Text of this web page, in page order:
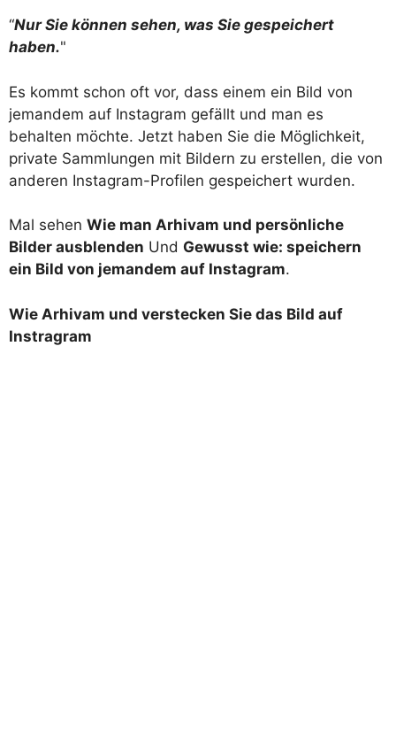
“Nur Sie können sehen, was Sie gespeichert
haben."
Es kommt schon oft vor, dass einem ein Bild von
jemandem auf Instagram gefällt und man es
behalten möchte. Jetzt haben Sie die Möglichkeit,
private Sammlungen mit Bildern zu erstellen, die von
anderen Instagram-Profilen gespeichert wurden.
Mal sehen Wie man Arhivam und persönliche
Bilder ausblenden Und Gewusst wie: speichern
ein Bild von jemandem auf Instagram.
Wie Arhivam und verstecken Sie das Bild auf
Instragram